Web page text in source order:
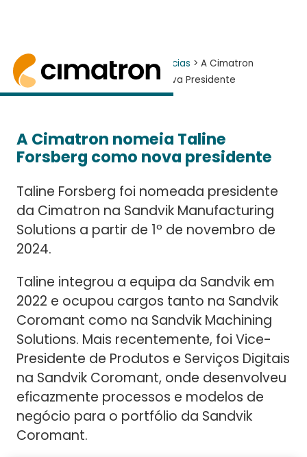
Home> Notícias e Eventos >Notícias > A Cimatron
nomeia Taline Forsberg como nova Presidente
A Cimatron nomeia Taline
Forsberg como nova presidente
Taline Forsberg foi nomeada presidente
da Cimatron na Sandvik Manufacturing
Solutions a partir de 1º de novembro de
2024.
Taline integrou a equipa da Sandvik em
2022 e ocupou cargos tanto na Sandvik
Coromant como na Sandvik Machining
Solutions. Mais recentemente, foi Vice-
Presidente de Produtos e Serviços Digitais
na Sandvik Coromant, onde desenvolveu
eficazmente processos e modelos de
negócio para o portfólio da Sandvik
Coromant.